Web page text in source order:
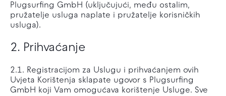
Plugsurfing GmbH (uključujući, među ostalim,
pružatelje usluga naplate i pružatelje korisničkih
usluga).
2. Prihvaćanje
2.1. Registracijom za Uslugu i prihvaćanjem ovih
Uvjeta Korištenja sklapate ugovor s Plugsurfing
GmbH koji Vam omogućava korištenje Usluge. Sve